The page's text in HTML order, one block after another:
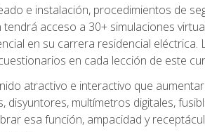
e instalación, procedimientos de
acceso a 30+ simulaciones
en su carrera residencial
en cada lección de este
atractivo e interactivo que
disyuntores, multímetros digitales,
esa función, ampacidad y